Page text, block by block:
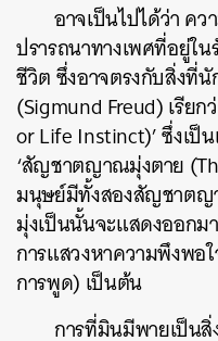
อาจเป็นไปได้ว่า ค
ปรารถนาทางเพศที่อยู่ใ
ชีวิต ซึ่งอาจตรงกับสิ่งที่
(Sigmund Freud) เรีย
or Life Instinct)’ ซึ่งเป็
‘สัญชาตญาณมุ่งตาย
มนุษย์มีทั้งสองสัญชาต
มุ่งเป็นนั้นจะแสดงออกม
การแสวงหาความพึงพอ
การพูด) เป็นต้น
การที่มินมีพายเป็น